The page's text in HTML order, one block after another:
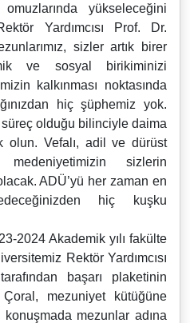
yükseleceğini
Yardımcısı Prof. Dr.
sizler artık birer
ve sosyal birikiminizi
kalkınması noktasında
hiç şüphemiz yok.
olduğu bilinciyle daima
olun. Vefalı, adil ve dürüst
sizlerin
ADÜ’yü her zaman en
hiç kuşku
2024 Akademik yılı fakülte
Rektör Yardımcısı
başarı plaketinin
mezuniyet kütüğüne
konuşmada mezunlar adına